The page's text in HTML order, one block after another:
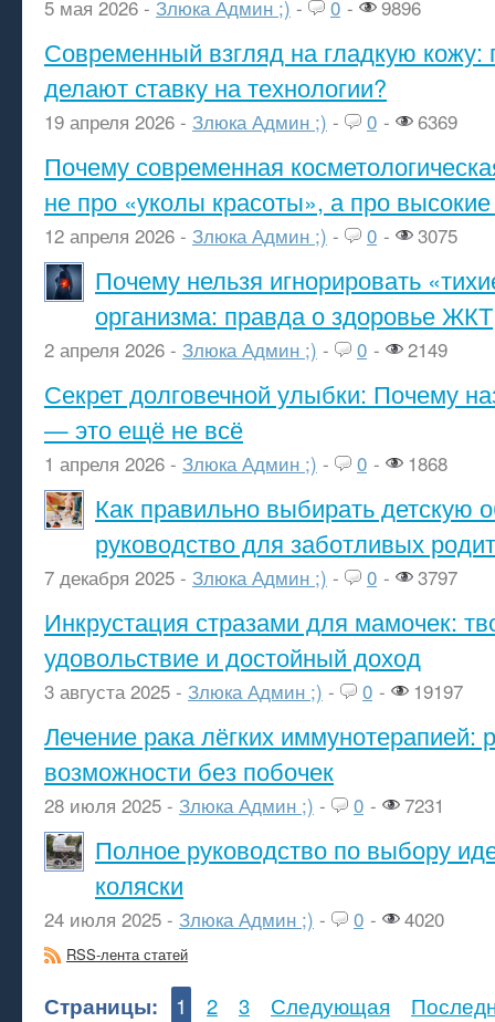
5 мая 2026 - Злюка Админ ;) - 0 - 9896
Современный взгляд на гладкую кожу:
делают ставку на технологии?
19 апреля 2026 - Злюка Админ ;) - 0 - 6369
Почему современная
не про «уколы красоты», а про высокие
12 апреля 2026 - Злюка Админ ;) - 0 - 3075
Почему нельзя игнорировать
организма: правда о здоровье ЖКТ
2 апреля 2026 - Злюка Админ ;) - 0 - 2149
Секрет долговечной улыбки: Почему
— это ещё не всё
1 апреля 2026 - Злюка Админ ;) - 0 - 1868
Как правильно выбирать детскую
руководство для заботливых
7 декабря 2025 - Злюка Админ ;) - 0 - 3797
Инкрустация стразами для мамочек:
удовольствие и достойный доход
3 августа 2025 - Злюка Админ ;) - 0 - 19197
Лечение рака лёгких иммунотерапией:
возможности без побочек
28 июля 2025 - Злюка Админ ;) - 0 - 7231
Полное руководство по выбору
коляски
24 июля 2025 - Злюка Админ ;) - 0 - 4020
RSS-лента статей
Страницы: 1 2 3 Следующая